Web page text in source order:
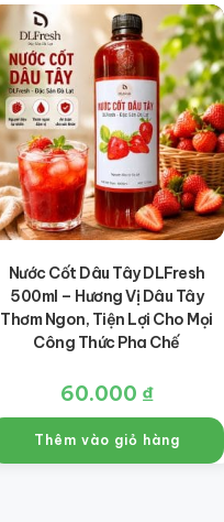
Nước Cốt Dâu Tây DLFresh
500ml – Hương Vị Dâu Tây
Thơm Ngon, Tiện Lợi Cho Mọi
Công Thức Pha Chế
60.000 ₫
Thêm vào giỏ hàng